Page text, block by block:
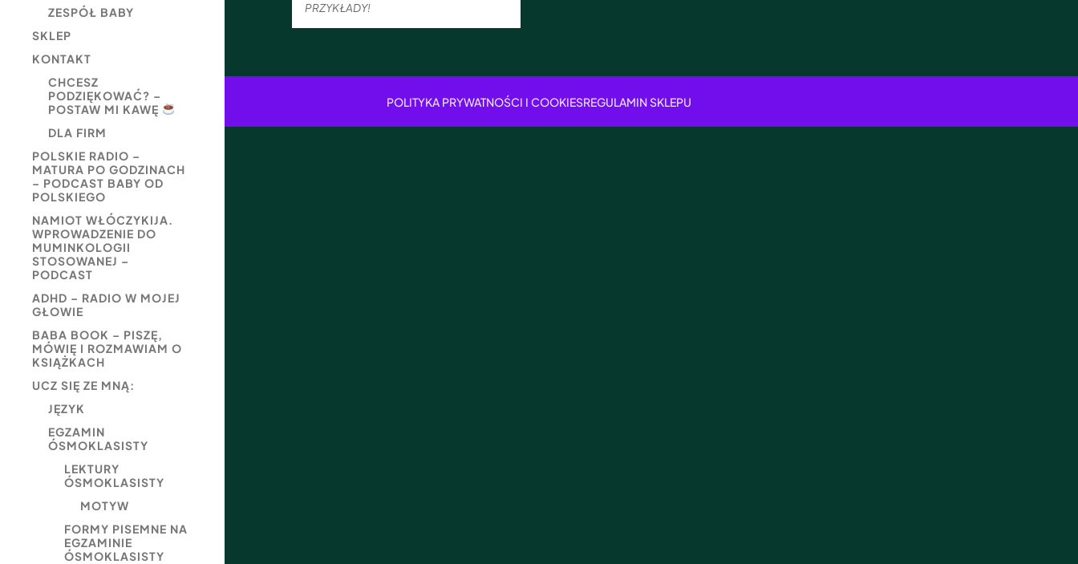
ZESPÓŁ BABY
SKLEP
KONTAKT
CHCESZ
PODZIĘKOWAĆ? –
POSTAW MI KAWĘ
DLA FIRM
POLSKIE RADIO –
MATURA PO GODZINACH
– PODCAST BABY OD
POLSKIEGO
NAMIOT WŁÓCZYKIJA.
WPROWADZENIE DO
MUMINKOLOGII
STOSOWANEJ –
PODCAST
ADHD – RADIO W MOJEJ
GŁOWIE
BABA BOOK – PISZĘ,
MÓWIĘ I ROZMAWIAM O
KSIĄŻKACH
UCZ SIĘ ZE MNĄ:
JĘZYK
EGZAMIN
ÓSMOKLASISTY
LEKTURY
ÓSMOKLASISTY
MOTYW
FORMY PISEMNE NA
EGZAMINIE
ÓSMOKLASISTY
PRZYKŁADY!
POLITYKA PRYWATNOŚCI I COOKIESREGULAMIN SKLEPU